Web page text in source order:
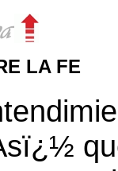
LA FE